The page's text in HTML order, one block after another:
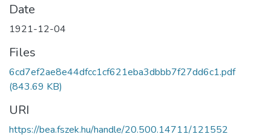
Date
1921-12-04
Files
6cd7ef2ae8e44dfcc1cf621eba3dbbb7f27dd6c1.pdf
(843.69 KB)
URI
https://bea.fszek.hu/handle/20.500.14711/121552